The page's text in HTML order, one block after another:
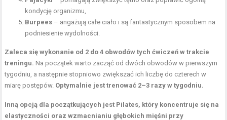
kondycję organizmu,
Burpees – angażują całe ciało i są fantastycznym sposobem na
podniesienie wydolności.
Zaleca się wykonanie od 2 do 4 obwodów tych ćwiczeń w trakcie
treningu. Na początek warto zacząć od dwóch obwodów w pierwszym
tygodniu, a następnie stopniowo zwiększać ich liczbę do czterech w
miarę postępów. Optymalnie jest trenować 2–3 razy w tygodniu.
Inną opcją dla początkujących jest Pilates, który koncentruje się na
elastyczności oraz wzmacnianiu głębokich mięśni przy